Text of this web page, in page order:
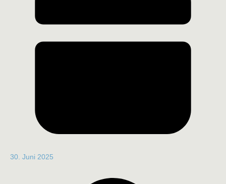
30. Juni 2025